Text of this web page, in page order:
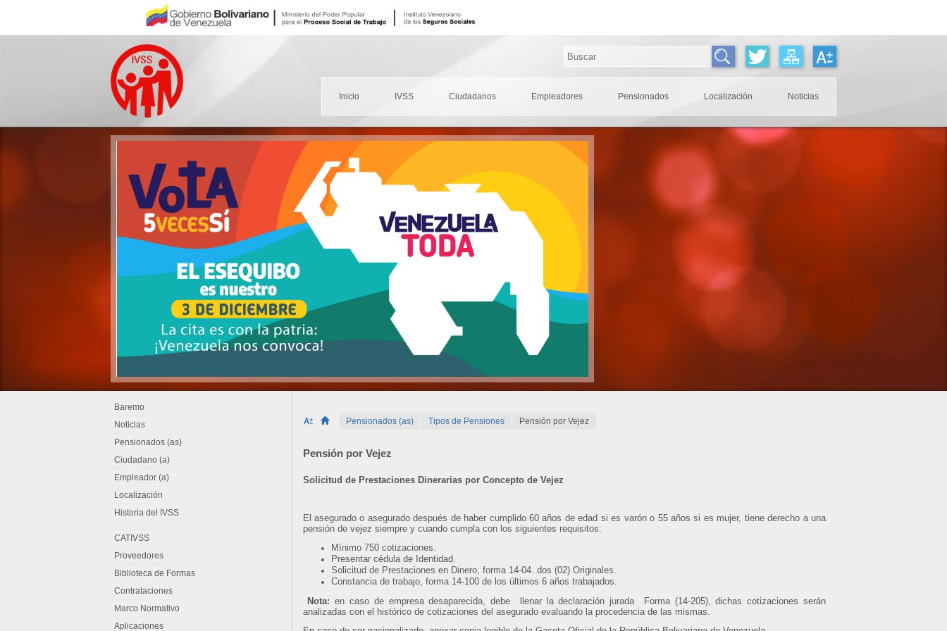
Pensionados (as) Tipos de Pensiones Pensión por Vejez
Pensión por Vejez
Solicitud de Prestaciones Dinerarias por Concepto de Vejez
El asegurado o asegurado después de haber cumplido 60 años de edad si es varón o 55 años si es mujer, tienederecho a una
pensión de vejez siempre y cuando cumpla con los siguientes requisitos:
Mínimo 750 cotizaciones.
Presentar cédula de Identidad
Solicitud de Prestaciones en Dinero, forma 14-04. dos (02) Originales.
Constancia de trabajo, forma 14-100 de los últimos 6 años trabajados.
Nota: en caso de empresa desaparecida, debe llenar la declaración jurada Forma (14-205),dichas cotizaciones serán
analizadas con el histórico de cotizaciones del asegurado evaluando la procedencia de las mismas.
Baremo
Noticias
Pensionados (as)
Ciudadano (a)
Empleador (a)
Localización
Historia del IVSS
CATIVSS
Proveedores
Biblioteca de Formas
Contrataciones
Marco Normativo
Aplicaciones
Inicio IVSS Ciudadanos Empleadores Pensionados Localización Noticias